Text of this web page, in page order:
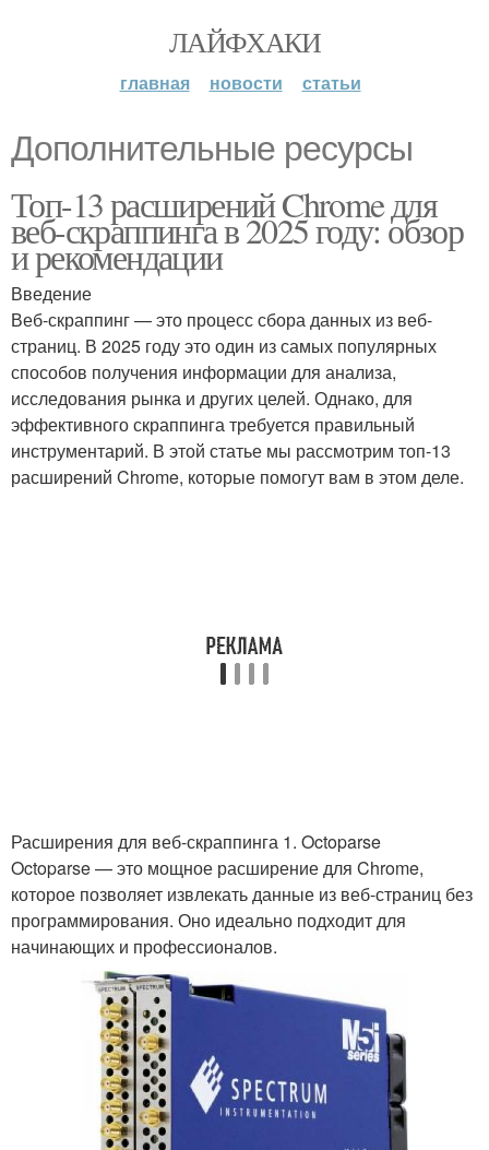
ЛАЙФХАКИ
главная новости статьи
Дополнительные ресурсы
Топ-13 расширений Chrome для
веб-скраппинга в 2025 году: обзор
и рекомендации
Введение
Веб-скраппинг — это процесс сбора данных из веб-
страниц. В 2025 году это один из самых популярных
способов получения информации для анализа,
исследования рынка и других целей. Однако, для
эффективного скраппинга требуется правильный
инструментарий. В этой статье мы рассмотрим топ-13
расширений Chrome, которые помогут вам в этом деле.
Расширения для веб-скраппинга 1. Octoparse
Octoparse — это мощное расширение для Chrome,
которое позволяет извлекать данные из веб-страниц без
программирования. Оно идеально подходит для
начинающих и профессионалов.